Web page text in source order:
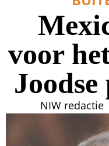
voor
NIW redactie